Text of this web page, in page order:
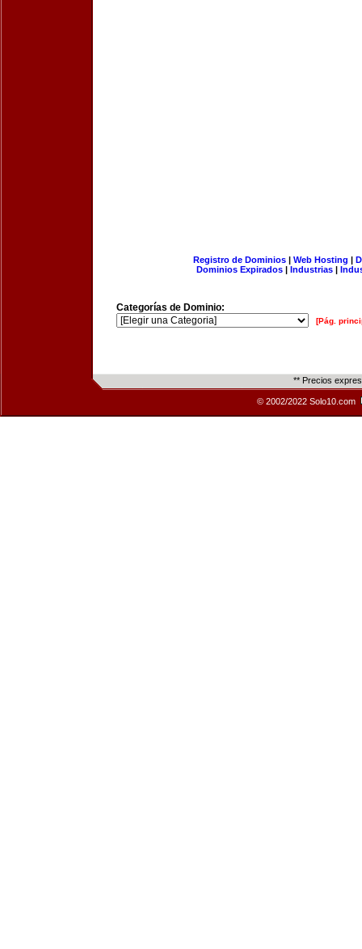
Registro de Dominios| Web Hosting |
Dominios Expirados | Industrias |
Categorías de Dominio:
[Pág.
** Precios
© 2002/2022 Solo10.com